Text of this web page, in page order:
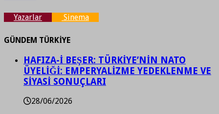
Yazarlar Sinema
GÜNDEM TÜRKİYE
HAFIZA-İ BEŞER: TÜRKİYE’NİN NATO
ÜYELİĞİ: EMPERYALİZME YEDEKLENME VE
SİYASİ SONUÇLARI
28/06/2026